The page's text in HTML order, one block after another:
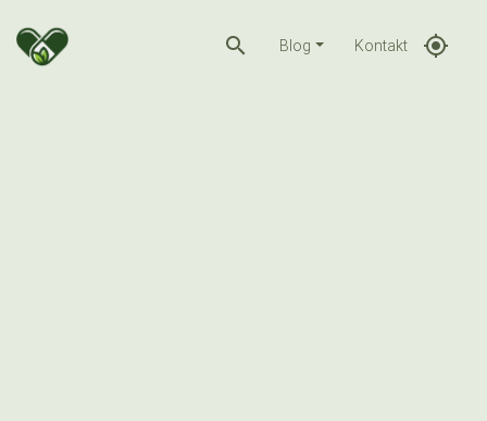
search Blog Kontakt gps_fixed